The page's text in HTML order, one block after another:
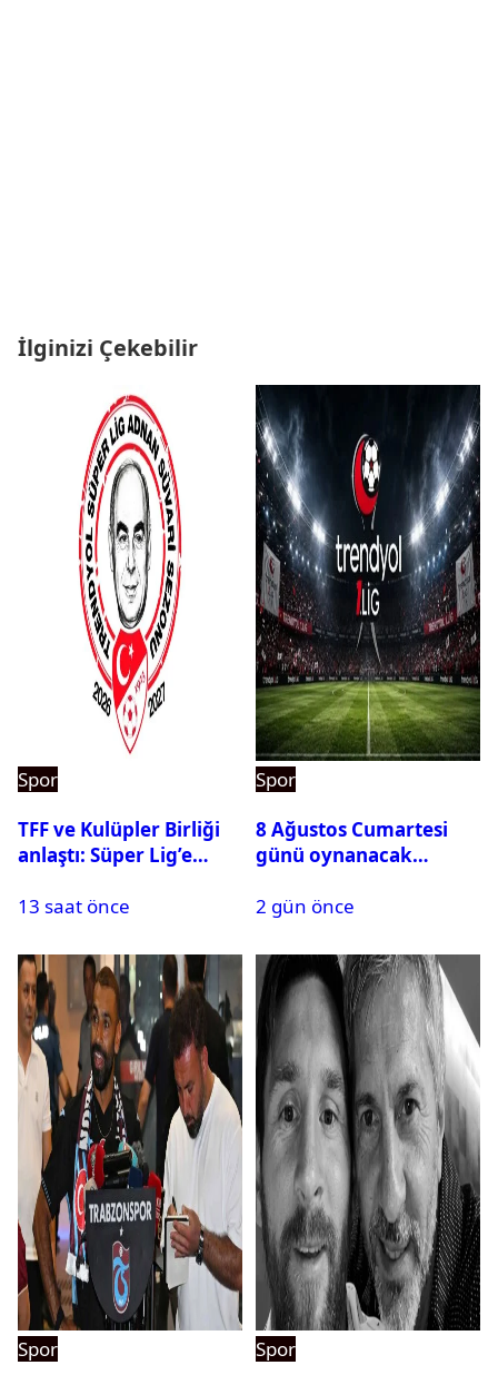
İlginizi Çekebilir
Spor
TFF ve Kulüpler Birliği
anlaştı: Süper Lig’e
13 saat önce
Spor
8 Ağustos Cumartesi
günü oynanacak
2 gün önce
Spor
Spor